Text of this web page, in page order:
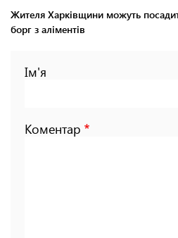
Жителя Харківщини можуть
борг з аліментів
Ім'я
Коментар